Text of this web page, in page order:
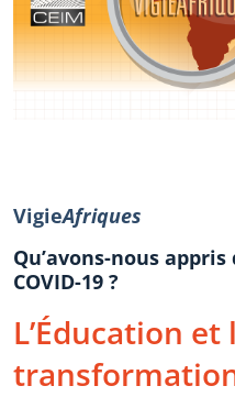
VigieAfriques
Qu’avons-nous
COVID-19 ?
L’Éducation et